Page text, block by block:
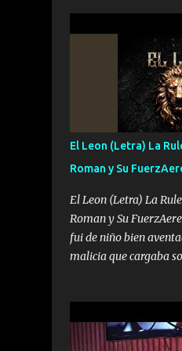
conciertos más que
por el interés P...
inteligente junto con
blindado el Estado
al UNO QUE PRONTO
Que no falten las
mujeres porque es
hay que estar alegres
para atender los
salta algún problema
gente ahí está el
también Pariente 7
problema no más es
NOS HACE FALTA UN
SIEMPRE VIO POR
SIGA EL LEGADO Es
HERMANOS un
El Leon (Letra) La
Roman y Su
El Leon (Letra) La
Roman y Su
fui de niño bien
malicia que cargaba
Tranquilo me la